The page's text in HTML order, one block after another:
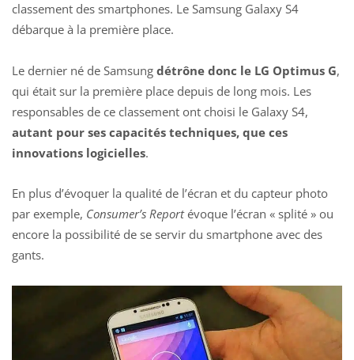
classement des smartphones. Le Samsung Galaxy S4
débarque à la première place.
Le dernier né de Samsung détrône donc le LG Optimus G,
qui était sur la première place depuis de long mois. Les
responsables de ce classement ont choisi le Galaxy S4,
autant pour ses capacités techniques, que ces
innovations logicielles.
En plus d’évoquer la qualité de l’écran et du capteur photo
par exemple, Consumer’s Reportévoque l’écran « splité » ou
encore la possibilité de se servir du smartphone avec des
gants.